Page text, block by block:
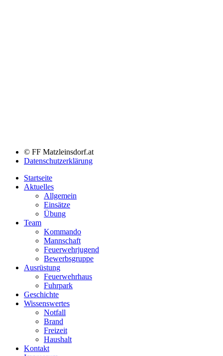
© FF Matzleinsdorf.at
Datenschutzerklärung
Startseite
Aktuelles
Allgemein
Einsätze
Übung
Team
Kommando
Mannschaft
Feuerwehrjugend
Bewerbsgruppe
Ausrüstung
Feuerwehrhaus
Fuhrpark
Geschichte
Wissenswertes
Notfall
Brand
Freizeit
Haushalt
Kontakt